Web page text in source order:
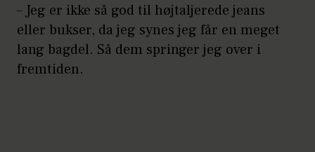
– Jeg er ikke så god til højtaljerede jeans
eller bukser, da jeg synes jeg får en meget
lang bagdel. Så dem springer jeg over i
fremtiden.